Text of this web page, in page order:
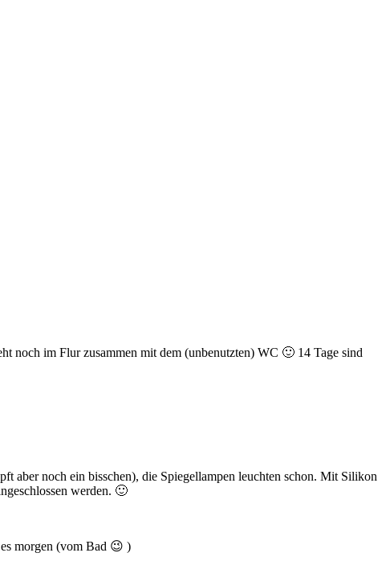
noch im Flur zusammen mit dem (unbenutzten) WC 🙂 14 Tage sind
aber noch ein bisschen), die Spiegellampen leuchten schon. Mit Silikon
werden. 🙂
morgen (vom Bad 😉 )